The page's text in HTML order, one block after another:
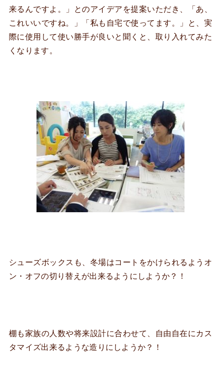
来るんですよ。」とのアイデアを提案いただき、「あ、
これいいですね。」「私も自宅で使ってます。」と、実
際に使用して使い勝手が良いと聞くと、取り入れてみた
くなります。
シューズボックスも、冬場はコートをかけられるようオ
ン・オフの切り替えが出来るようにしようか？！
棚も家族の人数や将来設計に合わせて、自由自在にカス
タマイズ出来るような造りにしようか？！